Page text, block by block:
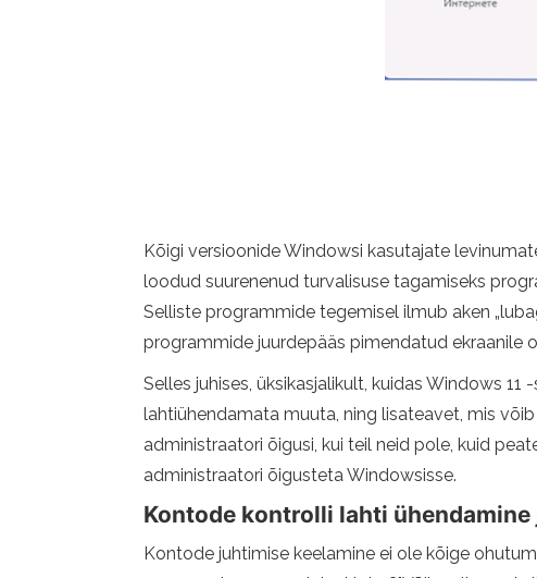
Kõigi versioonide Windowsi kasutajate
loodud suurenenud turvalisuse tagamiseks
Selliste programmide tegemisel ilmub aken
programmide juurdepääs pimendatud ekraanile
Selles juhises, üksikasjalikult, kuidas Windows
lahtiühendamata muuta, ning lisateavet, mis
administraatori õigusi, kui teil neid pole, kuid
administraatori õigusteta Windowsisse.
Kontode kontrolli lahti
Kontode juhtimise keelamine ei ole kõige